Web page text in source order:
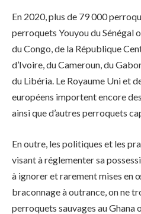
En 2020, plus de 79 000
perroquets Youyou du Sénégal
du Congo, de la République
d’Ivoire, du Cameroun, du
du Libéria. Le Royaume Uni et
européens importent encore
ainsi que d’autres perroquets
En outre, les politiques et les
visant à réglementer sa
à ignorer et rarement mises en
braconnage à outrance, on ne
perroquets sauvages au